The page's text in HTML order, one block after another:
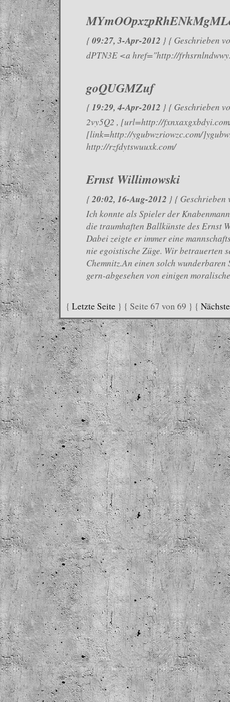
{09:27, 3-Apr-2012 } { Geschrieben
dPTN3E <a href="http://
goQUGMZuf
{19:29, 4-Apr-2012 } { Geschrieben
2vy5Q2 , [url=http://
[link=http://ygubwzriowzc.com/
http://rzfdytswuuxk.com/
Ernst Willimowski
{20:02, 16-Aug-2012 } { Geschrieben
Ich konnte als Spieler der
die traumhaften Ballkünste des Ernst
Dabei zeigte er immer eine
nie egoistische Züge. Wir betrauerten
Chemnitz.An einen solch
gern-abgesehen von einigen
{ Letzte Seite } { Seite 67 von 69 } {